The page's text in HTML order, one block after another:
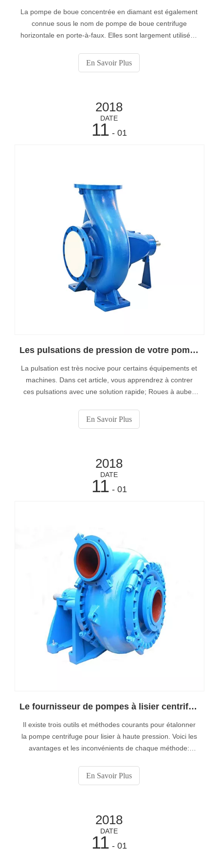
La pompe de boue concentrée en diamant est également
connue sous le nom de pompe de boue centrifuge
horizontale en porte-à-faux. Elles sont largement utilisées
métallurgie, le charbon, l'environnement, etc. pour le
transport de boue solide abrasive.
En Savoir Plus
2018
DATE
11 - 01
Les pulsations de pression de votre pompe centrifuge pour lisier à haute pression en Chine causent-elles des dommages?
La pulsation est très nocive pour certains équipements et
machines. Dans cet article, vous apprendrez à contrer
ces pulsations avec une solution rapide; Roues à aubes
séparées et les deux jeux d’aubes sont décalés l’un de
l’autre.
En Savoir Plus
2018
DATE
11 - 01
Le fournisseur de pompes à lisier centrifuge à haute pression - Muyuan vous indique 3 façons d'aligner une pompe centrifuge
Il existe trois outils et méthodes courants pour étalonner
la pompe centrifuge pour lisier à haute pression. Voici les
avantages et les inconvénients de chaque méthode:
droite sur le couplage pompe / moteur, puis d'inspecter
visuellement si les pièces sont alignées.
En Savoir Plus
2018
DATE
11 - 01